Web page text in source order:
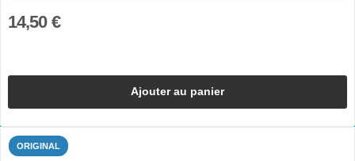
14,50 €
Ajouter au panier
ORIGINAL